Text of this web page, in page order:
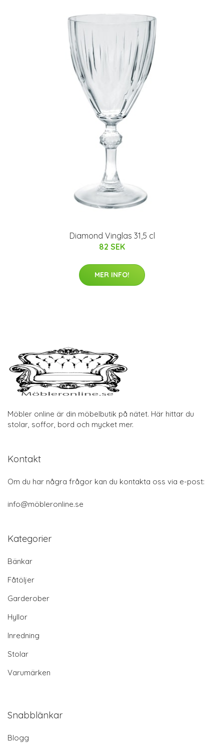
Diamond Vinglas 31,5 cl
82 SEK
MER INFO!
Möbler online är din möbelbutik på nätet. Här hittar du
stolar, soffor, bord och mycket mer.
Kontakt
Om du har några frågor kan du kontakta oss via e-post:
info@möbleronline.se
Kategorier
Bänkar
Fåtöljer
Garderober
Hyllor
Inredning
Stolar
Varumärken
Snabblänkar
Blogg